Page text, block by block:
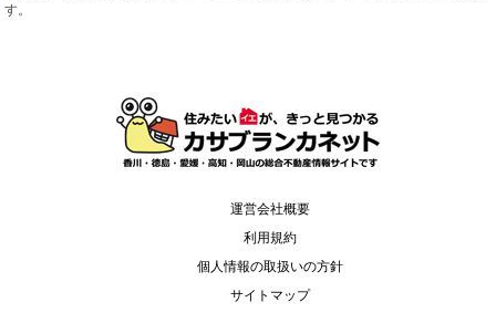
す。
運営会社概要
利用規約
個人情報の取扱いの方針
サイトマップ